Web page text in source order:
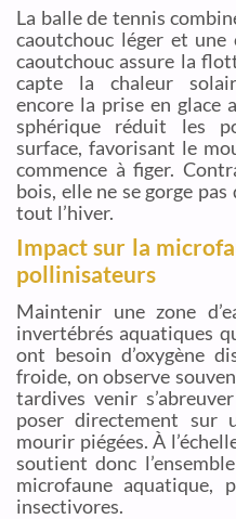
La balle de tennis
caoutchouc léger et
caoutchouc assure la
capte la chaleur
encore la prise en glace
sphérique réduit les
surface, favorisant le
commence à figer.
bois, elle ne se gorge
tout l’hiver.
Impact sur la
pollinisateurs
Maintenir une zone
invertébrés aquatiques
ont besoin d’oxygène
froide, on observe
tardives venir
poser directement sur
mourir piégées. À
soutient donc
microfaune aquatique,
insectivores.